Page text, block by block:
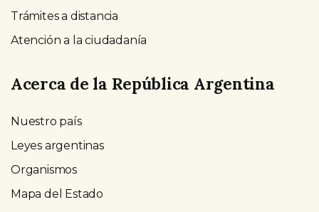
Trámites a distancia
Atención a la ciudadanía
Acerca de la República Argentina
Nuestro país
Leyes argentinas
Organismos
Mapa del Estado